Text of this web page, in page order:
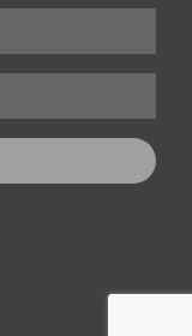
86